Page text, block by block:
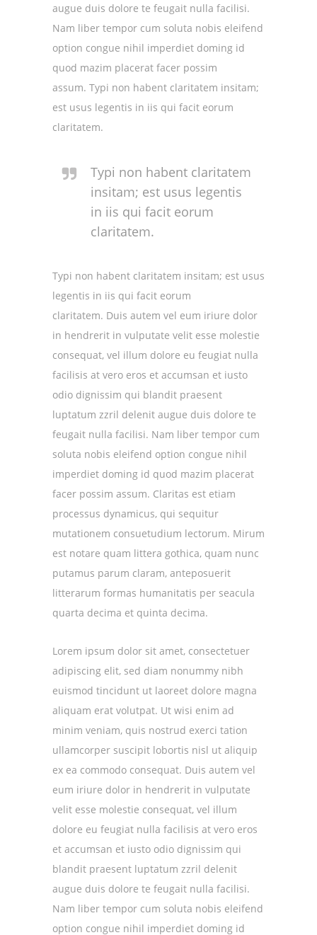
augue duis dolore te feugait nulla facilisi.
Nam liber tempor cum soluta nobis eleifend
option congue nihil imperdiet doming id
quod mazim placerat facer possim
assum. Typi non habent claritatem insitam;
est usus legentis in iis qui facit eorum
claritatem.
Typi non habent claritatem
insitam; est usus legentis
in iis qui facit eorum
claritatem.
Typi non habent claritatem insitam; est usus
legentis in iis qui facit eorum
claritatem. Duis autem vel eum iriure dolor
in hendrerit in vulputate velit esse molestie
consequat, vel illum dolore eu feugiat nulla
facilisis at vero eros et accumsan et iusto
odio dignissim qui blandit praesent
luptatum zzril delenit augue duis dolore te
feugait nulla facilisi. Nam liber tempor cum
soluta nobis eleifend option congue nihil
imperdiet doming id quod mazim placerat
facer possim assum. Claritas est etiam
processus dynamicus, qui sequitur
mutationem consuetudium lectorum. Mirum
est notare quam littera gothica, quam nunc
putamus parum claram, anteposuerit
litterarum formas humanitatis per seacula
quarta decima et quinta decima.
Lorem ipsum dolor sit amet, consectetuer
adipiscing elit, sed diam nonummy nibh
euismod tincidunt ut laoreet dolore magna
aliquam erat volutpat. Ut wisi enim ad
minim veniam, quis nostrud exerci tation
ullamcorper suscipit lobortis nisl ut aliquip
ex ea commodo consequat. Duis autem vel
eum iriure dolor in hendrerit in vulputate
velit esse molestie consequat, vel illum
dolore eu feugiat nulla facilisis at vero eros
et accumsan et iusto odio dignissim qui
blandit praesent luptatum zzril delenit
augue duis dolore te feugait nulla facilisi.
Nam liber tempor cum soluta nobis eleifend
option congue nihil imperdiet doming id